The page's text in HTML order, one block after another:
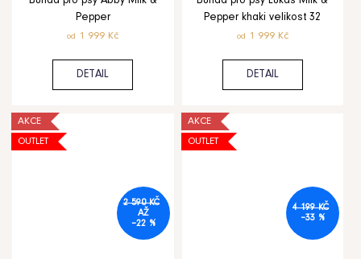
Pepper
od 1 999 Kč
DETAIL
Pepper khaki velikost 32
od 1 999 Kč
DETAIL
AKCE
OUTLET
2 590 KČ
AŽ
–22 %
AKCE
OUTLET
4 199 KČ
–33 %